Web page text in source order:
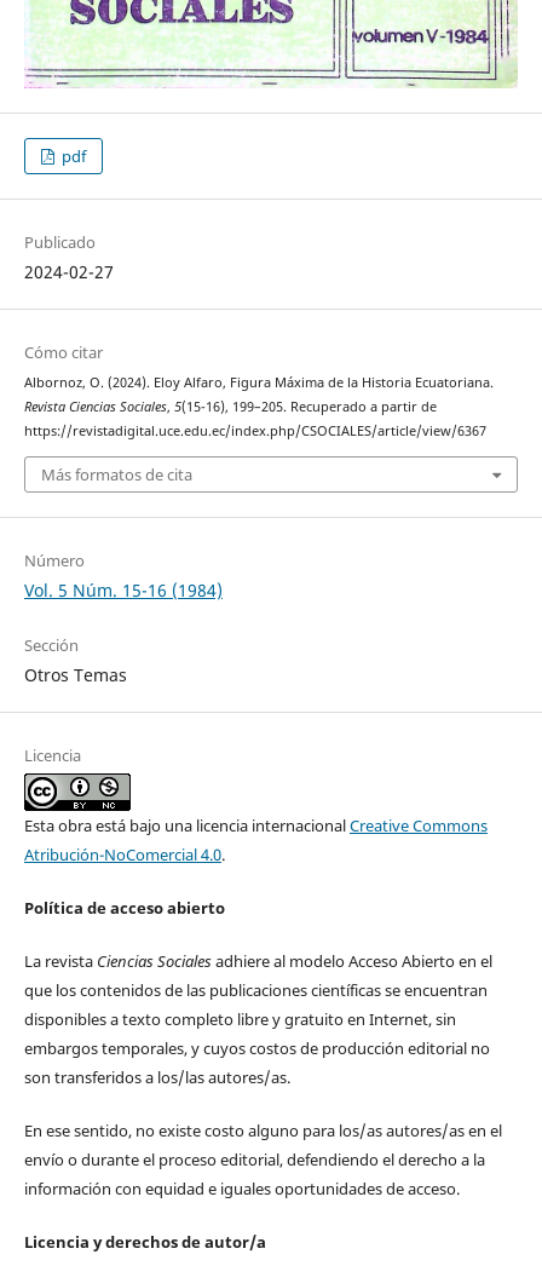
pdf
Publicado
2024-02-27
Cómo citar
Albornoz, O. (2024). Eloy Alfaro, Figura Máxima de la Historia Ecuatoriana.
Revista Ciencias Sociales, 5(15-16), 199–205. Recuperado a partir de
https://revistadigital.uce.edu.ec/index.php/CSOCIALES/article/view/6367
Más formatos de cita
Número
Vol. 5 Núm. 15-16 (1984)
Sección
Otros Temas
Licencia
Esta obra está bajo una licencia internacionalCreative Commons
Atribución-NoComercial 4.0.
Política de acceso abierto
La revista Ciencias Socialesadhiere al modelo Acceso Abierto en el
que los contenidos de las publicaciones científicas se encuentran
disponibles a texto completo libre y gratuito en Internet, sin
embargos temporales, y cuyos costos de producción editorial no
son transferidos a los/las autores/as.
En ese sentido, no existe costo alguno para los/as autores/as en el
envío o durante el proceso editorial, defendiendo el derecho a la
información con equidad e iguales oportunidades de acceso.
Licencia y derechos de autor/a